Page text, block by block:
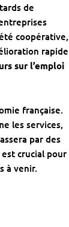
de
coopérative,
rapide
sur l’emploi
française.
les services,
par des
crucial pour
à venir.